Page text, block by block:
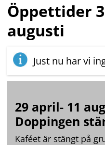
Öppettider
augusti
Just nu har vi
29 april- 11
Doppingen
Kaféet är stängt på